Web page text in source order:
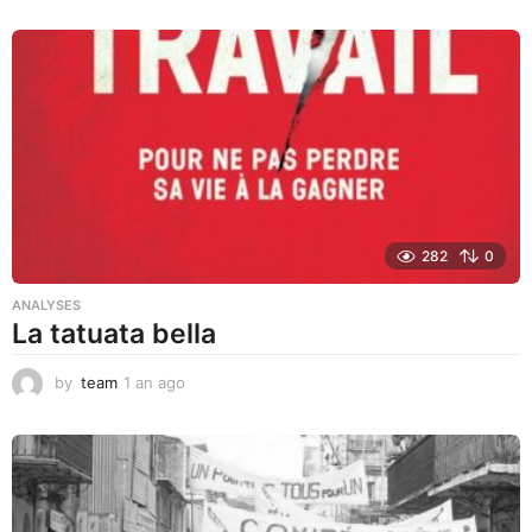
s
a
282 0
ANALYSES
La tatuata bella
by team 1 an ago
a
g
o